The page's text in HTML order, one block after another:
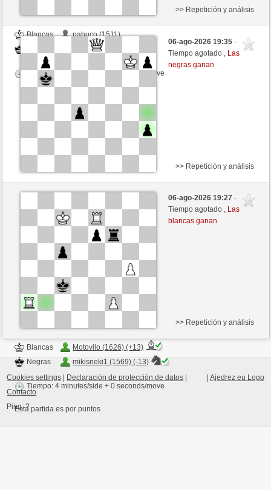
Blancas
nabuco (1511)
mikisneki1 (1544)
Tiempo: 4 minutes/side + 8 seconds/move
>> Repetición y análisis
06-ago-2026 19:35-
Tiempo agotado , Las
negras ganan
Negras
Motovilo (1639) (+12)
Tiempo: 4 minutes/side + 0 seconds/move
Esta partida es por puntos
>> Repetición y análisis
06-ago-2026 19:27-
Tiempo agotado , Las
blancas ganan
Blancas
Motovilo (1626) (+13)
Negras
mikisneki1 (1569) (-13)
Tiempo: 4 minutes/side + 0 seconds/move
Esta partida es por puntos
>> Repetición y análisis
Ajedrez eu Logo
Cookies settings Declaración de protección de datos
Contacto
Ping:?